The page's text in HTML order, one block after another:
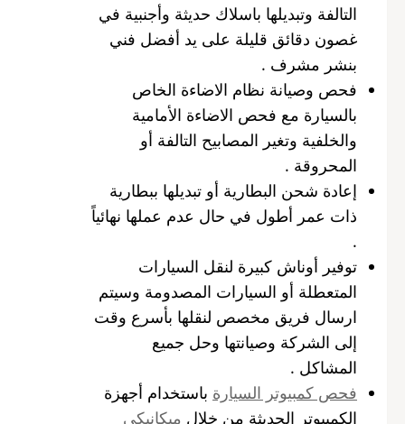
التالفة وتبديلها باسلاك حديثة وأجنبية في
غصون دقائق قليلة على يد أفضل فني
بنشر مشرف .
فحص وصيانة نظام الاضاءة الخاص
بالسيارة مع فحص الاضاءة الأمامية
والخلفية وتغير المصابيح التالفة أو
المحروقة .
إعادة شحن البطارية أو تبديلها ببطارية
ذات عمر أطول في حال عدم عملها نهائياً
.
توفير أوناش كبيرة لنقل السيارات
المتعطلة أو السيارات المصدومة وسيتم
ارسال فريق مخصص لنقلها بأسرع وقت
إلى الشركة وصيانتها وحل جميع
المشاكل .
فحص كمبيوتر السيارة باستخدام أجهزة
الكمبيوتر الحديثة من خلال ميكانيكي